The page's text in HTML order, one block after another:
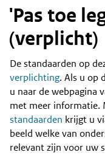
'Pas toe
(verplicht)
Content
De standaarden op
verplichting. Als u op
u naar de webpagina
met meer informatie.
standaarden krijgt u
beeld welke van
relevant zijn voor uw